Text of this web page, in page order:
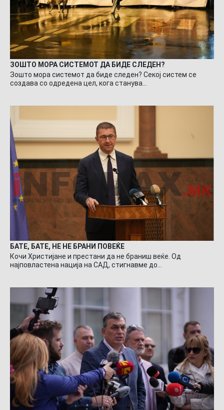
ЗОШТО МОРА СИСТЕМОТ ДА БИДЕ СЛЕДЕН?
Зошто мора системот да биде следен? Секој систем се
создава со одредена цел, кога станува…
БАТЕ, БАТЕ, НЕ НЕ БРАНИ ПОВЕЌЕ
Кочи Христијане и престани да не браниш веќе. Од
најповластена нација на САД, стигнавме до…